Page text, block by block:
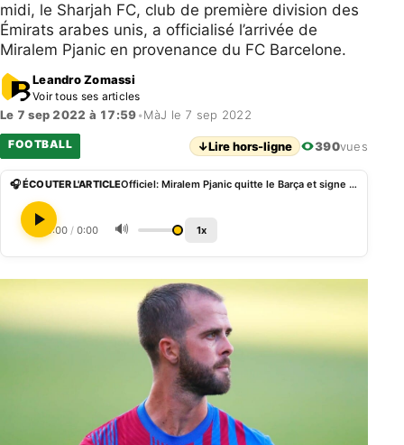
midi, le Sharjah FC, club de première division des
Émirats arabes unis, a officialisé l’arrivée de
Miralem Pjanic en provenance du FC Barcelone.
Leandro Zomassi
Voir tous ses articles
Le 7 sep 2022 à 17:59•MàJ le 7 sep 2022
FOOTBALL ↓Lire hors-ligne 390vues
🎧 ÉCOUTER L'ARTICLE Officiel: Miralem Pjanic quitte le Barça et signe au Sharjah FC
0:00 / 0:00 🔊 1x